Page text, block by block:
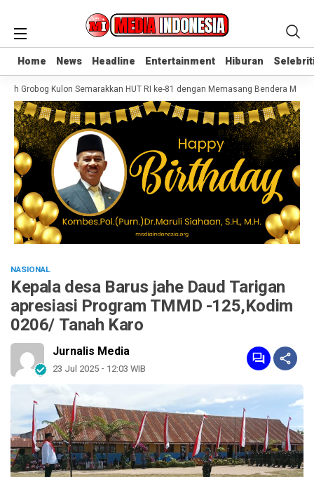
Home News Headline Entertainment Hiburan
Home News Headline Entertainment Hiburan
Grobog Kulon Semarakkan HUT RI ke-81 dengan Memasang Bendera Merah
NASIONAL
Kepala desa Barus jahe Daud Tarigan
apresiasi Program TMMD -125,Kodim
0206/ Tanah Karo
Jurnalis Media
23 Jul 2025 - 12:03 WIB